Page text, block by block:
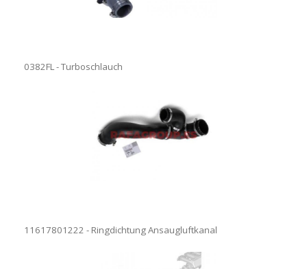
0382FL - Turboschlauch
11617801222 - Ringdichtung Ansaugluftkanal